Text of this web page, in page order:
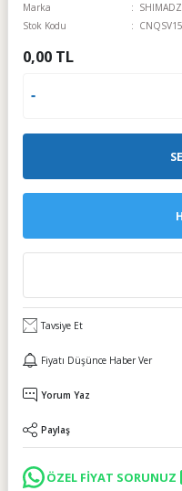
Marka
Stok Kodu
0,00 TL
Tavsiye Et
Fiyatı Düşünce Haber Ver
Yorum Yaz
Paylaş
ÖZEL FİYAT SORUNUZ